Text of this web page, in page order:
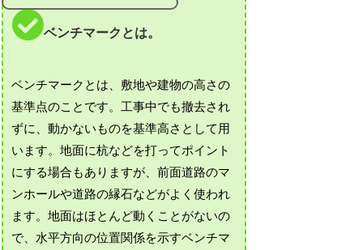
ベンチマークとは。
ベンチマークとは、敷地や建物の高さの
基準点のことです。工事中でも撤去され
ずに、動かないものを基準高さとして用
います。地面に杭などを打ってポイント
にする場合もありますが、前面道路のマ
ンホールや道路の縁石などがよく使われ
ます。地面はほとんど動くことがないの
で、水平方向の位置関係を示すベンチマ